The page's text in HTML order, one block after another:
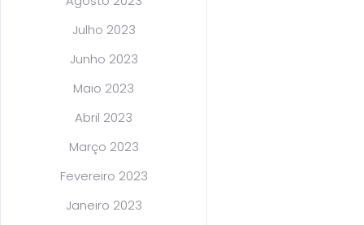
Julho 2023
Junho 2023
Maio 2023
Abril 2023
Março 2023
Fevereiro 2023
Janeiro 2023